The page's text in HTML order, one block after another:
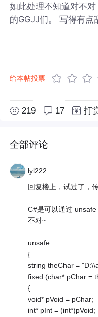
如此处理不知道对不
的GGJJ们。 写得有点
给本帖投票
219 17 打
全部评论
lyl222
回复楼上，试过了，
C#是可以通过
不对~
unsafe
{
string theChar =
fixed (char* pChar =
{
void* pVoid = pChar;
int* pInt = (int*)pVoid;